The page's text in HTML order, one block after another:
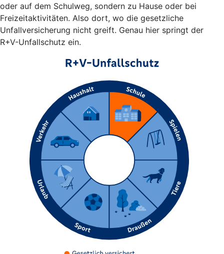
oder auf dem Schulweg, sondern zu Hause oder bei
Freizeitaktivitäten. Also dort, wo die gesetzliche
Unfallversicherung nicht greift. Genau hier springt der
R+V-Unfallschutz ein.